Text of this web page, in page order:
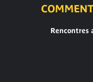
Rencontres